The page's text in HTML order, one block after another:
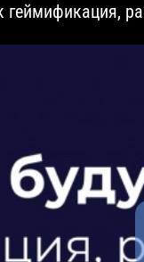
геймификация,